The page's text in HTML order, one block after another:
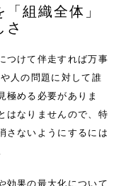
組織全体」
さ
つけて伴走すれば万事
人の問題に対して誰
極める必要がありま
はなりませんので、特
さないようにするには
効果の最大化について